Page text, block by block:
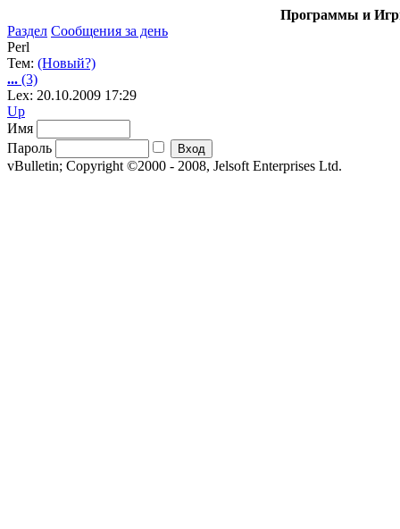
Программы и
Раздел Сообщения за день
Perl
Тем: (Новый?)
... (3)
Lex: 20.10.2009 17:29
Up
Имя
Пароль
vBulletin; Copyright ©2000 - 2008, Jelsoft Enterprises Ltd.